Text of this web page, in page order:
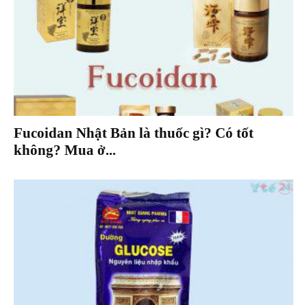
Fucoidan Nhật Bản là thuốc gì? Có tốt
không? Mua ở...